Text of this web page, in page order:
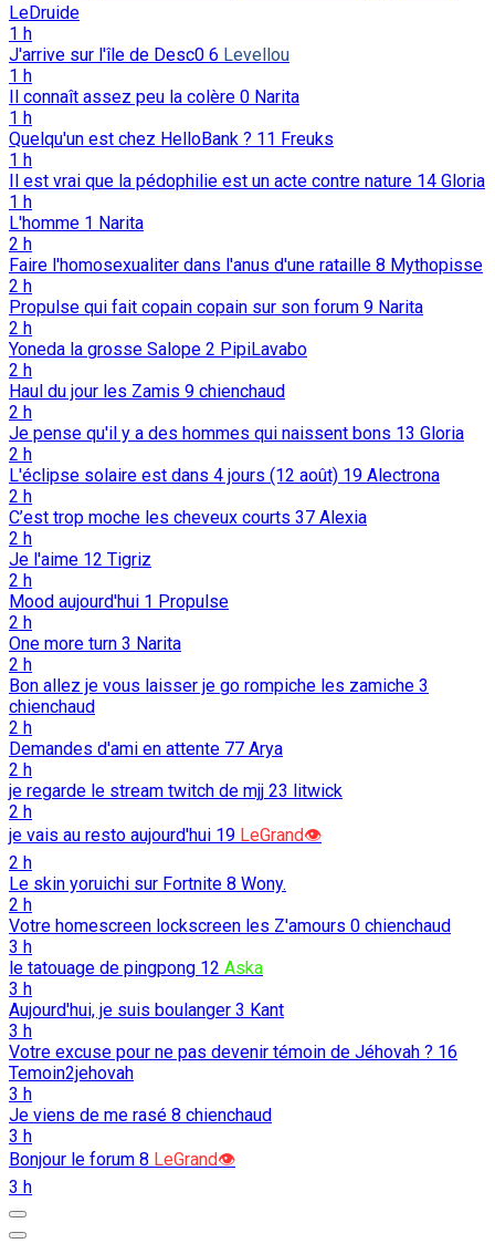
LeDruide
1 h
J'arrive sur l'île de Desc0 6 Levellou
1 h
Il connaît assez peu la colère 0 Narita
1 h
Quelqu'un est chez HelloBank ? 11 Freuks
1 h
Il est vrai que la pédophilie est un acte contre nature 14 Gloria
1 h
L'homme 1 Narita
2 h
Faire l'homosexualiter dans l'anus d'une rataille 8 Mythopisse
2 h
Propulse qui fait copain copain sur son forum 9 Narita
2 h
Yoneda la grosse Salope 2 PipiLavabo
2 h
Haul du jour les Zamis 9 chienchaud
2 h
Je pense qu'il y a des hommes qui naissent bons 13 Gloria
2 h
L'éclipse solaire est dans 4 jours (12 août) 19 Alectrona
2 h
C’est trop moche les cheveux courts 37 Alexia
2 h
Je l'aime 12 Tigriz
2 h
Mood aujourd'hui 1 Propulse
2 h
One more turn 3 Narita
2 h
Bon allez je vous laisser je go rompiche les zamiche 3
chienchaud
2 h
Demandes d'ami en attente 77 Arya
2 h
je regarde le stream twitch de mjj 23 litwick
2 h
je vais au resto aujourd'hui 19 LeGrand👁️
2 h
Le skin yoruichi sur Fortnite 8 Wony.
2 h
Votre homescreen lockscreen les Z'amours 0 chienchaud
3 h
le tatouage de pingpong 12 Aska
3 h
Aujourd'hui, je suis boulanger 3 Kant
3 h
Votre excuse pour ne pas devenir témoin de Jéhovah ? 16
Temoin2jehovah
3 h
Je viens de me rasé 8 chienchaud
3 h
Bonjour le forum 8 LeGrand👁️
3 h